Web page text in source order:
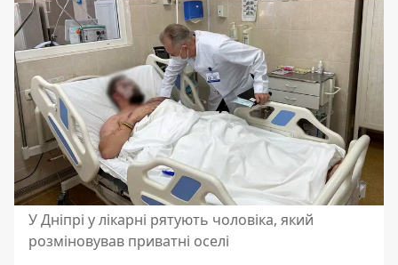
У Дніпрі у лікарні рятують чоловіка, який
розміновував приватні оселі